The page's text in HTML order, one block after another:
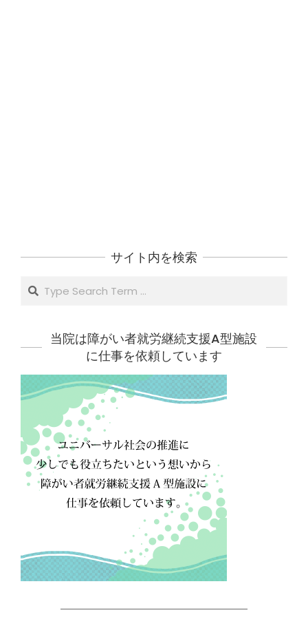
サイト内を検索
Search
当院は障がい者就労継続支援A型施設
に仕事を依頼しています